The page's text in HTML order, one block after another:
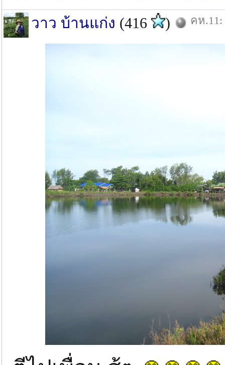
วาว บ้านแก่ง (416 ) คห.11: